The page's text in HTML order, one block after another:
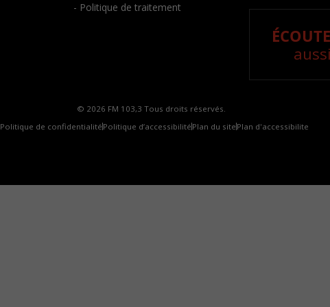
- Politique de traitement
© 2026 FM 103,3 Tous droits réservés.
Politique de confidentialité Politique d’accessibilité Plan du site Plan d'accessibilite